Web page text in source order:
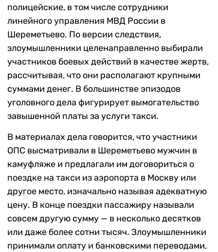
полицейские, в том числе сотрудники
линейного управления МВД России в
Шереметьево. По версии следствия,
злоумышленники целенаправленно выбирали
участников боевых действий в качестве жертв,
рассчитывая, что они располагают крупными
суммами денег. В большинстве эпизодов
уголовного дела фигурирует вымогательство
завышенной платы за услуги такси.
В материалах дела говорится, что участники
ОПС высматривали в Шереметьево мужчин в
камуфляже и предлагали им договориться о
поездке на такси из аэропорта в Москву или
другое место, изначально называя адекватную
цену. В конце поездки пассажиру называли
совсем другую сумму — в несколько десятков
или даже более сотни тысяч. Злоумышленники
принимали оплату и банковскими переводами,